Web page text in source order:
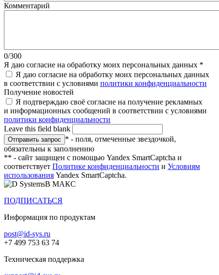
Комментарий
0/300
Я даю согласие на обработку моих персональных данных *
Я даю согласие на обработку моих персональных данных
в соответствии с условиями политики конфиденциальности
Получение новостей
Я подтверждаю своё согласие на получение рекламных
и информационных сообщений в соответствии с условиями
политики конфиденциальности
Leave this field blank
* - поля, отмеченные звездочкой,
обязательны к заполнению
** - сайт защищен с помощью Yandex SmartCaptcha и
соответствует Политике конфиденциальности и Условиям
использования Yandex SmartCaptcha.
В МАКС
ПОДПИСАТЬСЯ
Информация по продуктам
post@id-sys.ru
+7 499 753 63 74
Техническая поддержка